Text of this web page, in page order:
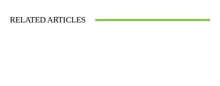
RELATED ARTICLES